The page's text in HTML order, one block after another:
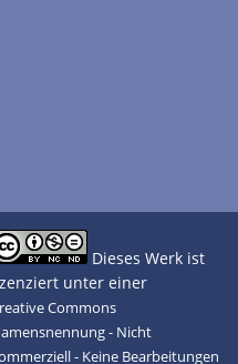
Dieses Werk ist
unter einer
Commons
- Nicht
- Keine Bearbeitungen